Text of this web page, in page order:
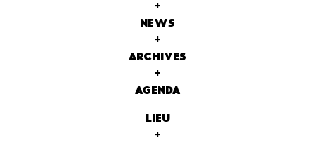
+
NEWS
+
ARCHIVES
+
AGENDA
LIEU
+